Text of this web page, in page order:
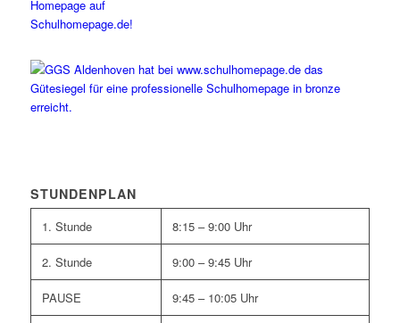
STUNDENPLAN
1. Stunde 8:15 – 9:00 Uhr
2. Stunde 9:00 – 9:45 Uhr
PAUSE 9:45 – 10:05 Uhr